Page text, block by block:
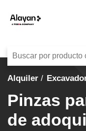
Alquiler
Pinzas
de